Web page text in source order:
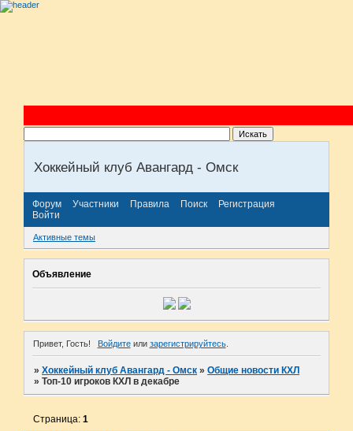
Хоккейный клуб Авангард - Омск
Форум Участники Правила Поиск
Регистрация
Войти
Активные темы
Объявление
Привет, Гость! Войдитеили зарегистрируйтесь.
»Хоккейный клуб Авангард - Омск »Общие новости КХЛ
»Топ-10 игроков КХЛ в декабре
Страница:1